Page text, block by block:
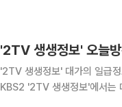
'2TV 생생정보' 대가의 일급정보
KBS2 '2TV 생생정보'에서